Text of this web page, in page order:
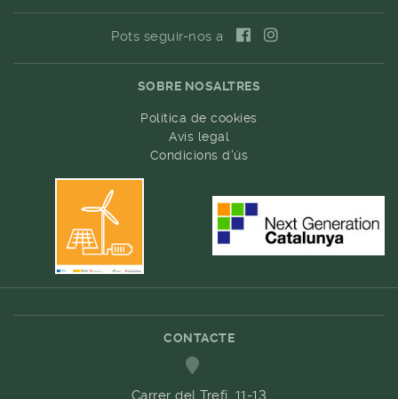
Pots seguir-nos a
SOBRE NOSALTRES
Política de cookies
Avís legal
Condicions d'ús
CONTACTE
Carrer del Trefí. 11-13